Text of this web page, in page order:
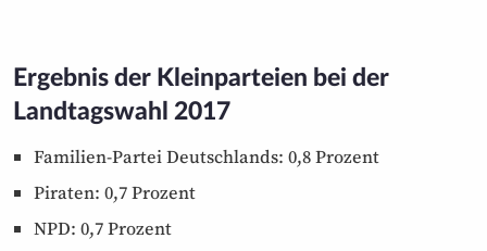
Ergebnis der Kleinparteien bei der
Landtagswahl 2017
Familien-Partei Deutschlands: 0,8 Prozent
Piraten: 0,7 Prozent
NPD: 0,7 Prozent